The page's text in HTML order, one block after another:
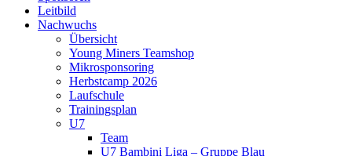
Leitbild
Nachwuchs
Übersicht
Young Miners Teamshop
Mikrosponsoring
Herbstcamp 2026
Laufschule
Trainingsplan
U7
Team
U7 Bambini Liga – Gruppe Blau